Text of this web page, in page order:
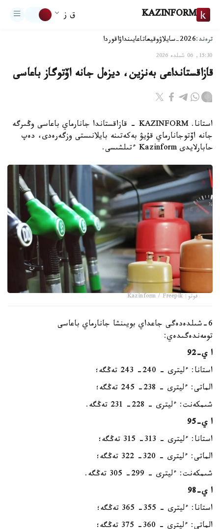
KAZINFORM ق ز
ترەند:2026-سايلاۋ وقيعاتاعايىنداۋاقوردا
15:30, 06 شىلدە 2026
قازاقستانداعى بەنزين، ديزەل جانە اۆتوگاز باعاسى
استانا. KAZINFORM - قازاقستاندا جانارماي باعاسى وڭىرگە
جانە اۆتوجانارماي قۇيۋ بەكەتىنە بايلانىستى وزگەرەدى، دەپ
حابارلايدى Kazinform ءتىلشىسى.
فوتو: Kazinform / Freepik
6-شىلدەدەگى جاعداي بويىنشا جانارماي باعاسى
تومەندەگىدەي:
ا ي-92
استانا: ءليترى - 240- 243 تەڭگە؛
الماتى: ءليترى - 238- 245 تەڭگە؛
شىمكەنت: ءليترى - 228- 231 تەڭگە.
ا ي-95
استانا: ءليترى - 313- 315 تەڭگە؛
الماتى: ءليترى - 320- 322 تەڭگە؛
شىمكەنت: ءليترى - 299- 305 تەڭگە.
ا ي-98
استانا: ءليترى - 355- 365 تەڭگە؛
الماتى: ءليترى - 360- 375 تەڭگە؛